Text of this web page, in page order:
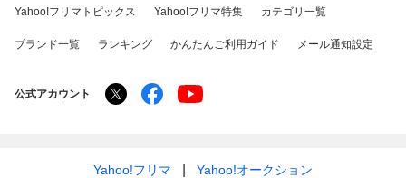
Yahoo!フリマトピックス Yahoo!フリマ特集 カテゴリ一覧
ブランド一覧 ランキング かんたんご利用ガイド メール通知設定
公式アカウント
Yahoo!フリマ Yahoo!オークション